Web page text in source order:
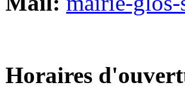
Horaires